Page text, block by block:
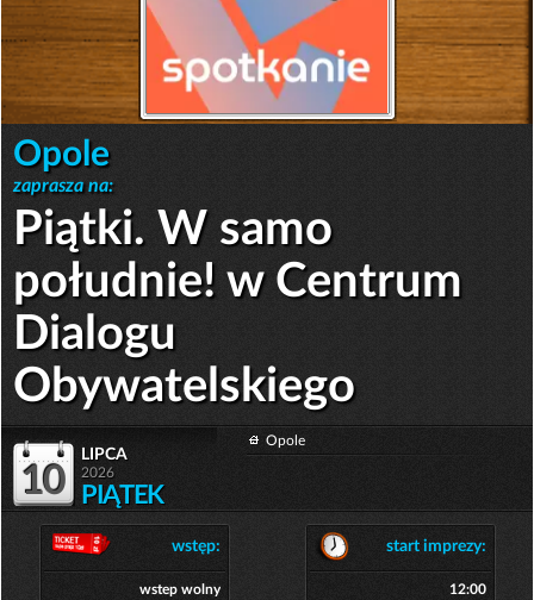
Opole
zaprasza na:
Piątki. W samo
południe! w Centrum
Dialogu
Obywatelskiego
10
lipca
2026
PIĄTEK
Opole
wstęp:
wstep wolny
start imprezy:
12:00